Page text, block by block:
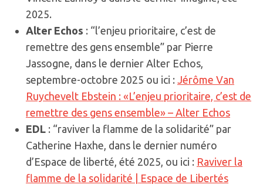
2025.
Alter Echos : “l’enjeu prioritaire, c’est de
remettre des gens ensemble” par Pierre
Jassogne, dans le dernier Alter Echos,
septembre-octobre 2025 ou ici : Jérôme Van
Ruychevelt Ebstein : «L’enjeu prioritaire, c’est de
remettre des gens ensemble» – Alter Echos
EDL : “raviver la flamme de la solidarité” par
Catherine Haxhe, dans le dernier numéro
d’Espace de liberté, été 2025, ou ici : Raviver la
flamme de la solidarité | Espace de Libertés